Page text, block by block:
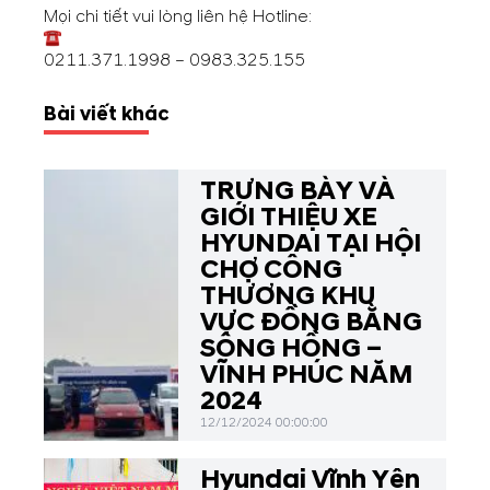
Mọi chi tiết vui lòng liên hệ Hotline:
0211.371.1998 – 0983.325.155
Bài viết khác
TRƯNG BÀY VÀ
GIỚI THIỆU XE
HYUNDAI TẠI HỘI
CHỢ CÔNG
THƯƠNG KHU
VỰC ĐỒNG BẰNG
SÔNG HỒNG –
VĨNH PHÚC NĂM
2024
12/12/2024 00:00:00
Hyundai Vĩnh Yên